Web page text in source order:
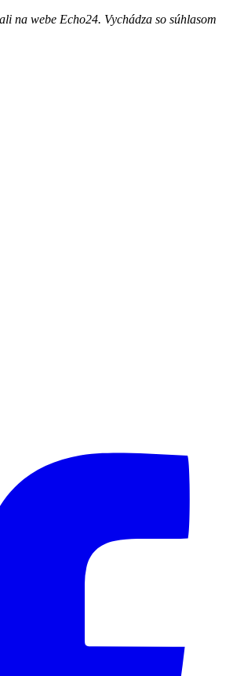
na webe Echo24. Vychádza so súhlasom